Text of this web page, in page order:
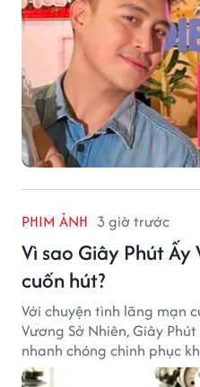
PHIM ẢNH 3 giờ trước
Vì sao Giây Phút
cuốn hút?
Với chuyện tình lãng mạn
Vương Sở Nhiên, Giây
nhanh chóng chinh phục